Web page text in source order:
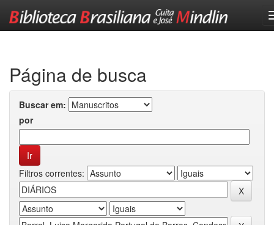
Página de busca
Buscar em:
por
Filtros correntes: